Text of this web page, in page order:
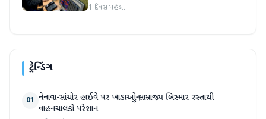
1 દિવસ પહેલા
ટ્રેન્ડિંગ
01 નેનાવા-સાંચોર હાઈવે પર ખાડાઓનું સામ્રાજ્ય બિસ્માર રસ્તાથી
વાહનચાલકો પરેશાન